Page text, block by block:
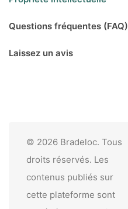
Questions fréquentes (FAQ)
Laissez un avis
© 2026 Bradeloc. Tous
droits réservés. Les
contenus publiés sur
cette plateforme sont